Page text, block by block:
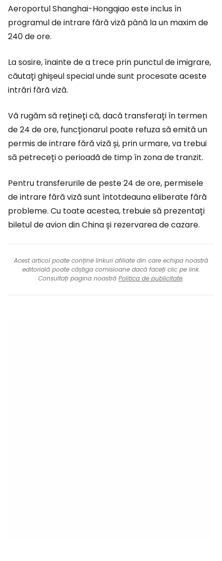
Aeroportul Shanghai-Hongqiao este inclus în
programul de intrare fără viză până la un maxim de
240 de ore.
La sosire, înainte de a trece prin punctul de imigrare,
căutați ghișeul special unde sunt procesate aceste
intrări fără viză.
Vă rugăm să rețineți că, dacă transferați în termen
de 24 de ore, funcționarul poate refuza să emită un
permis de intrare fără viză și, prin urmare, va trebui
să petreceți o perioadă de timp în zona de tranzit.
Pentru transferurile de peste 24 de ore, permisele
de intrare fără viză sunt întotdeauna eliberate fără
probleme. Cu toate acestea, trebuie să prezentați
biletul de avion din China și rezervarea de cazare.
Acest articol poate conține linkuri afiliate din care echipa noastră
editorială poate câștiga comisioane dacă faceți clic pe link.
Consultați pagina noastră Politica de publicitate.